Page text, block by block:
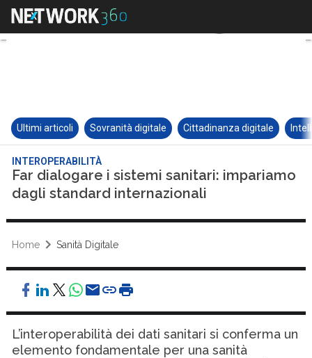
Ultimi articoli Sovranità digitale Cittadinanza digitale
INTEROPERABILITÀ
Far dialogare i sistemi sanitari: impariamo
dagli standard internazionali
Home Sanità Digitale
L’interoperabilità dei dati sanitari si conferma un
elemento fondamentale per una sanità